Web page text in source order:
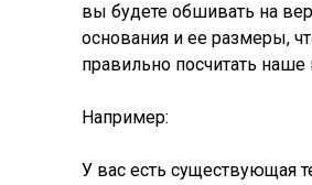
вы будете обшивать на
основания и ее размеры,
правильно посчитать
Например:
У вас есть существующая